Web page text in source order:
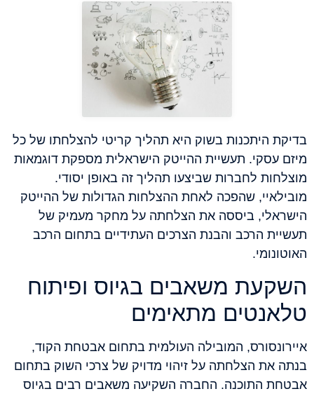
בדיקת היתכנות בשוק היא תהליך קריטי להצלחתו של כל
מיזם עסקי. תעשיית ההייטק הישראלית מספקת דוגמאות
מוצלחות לחברות שביצעו תהליך זה באופן יסודי.
מובילאיי, שהפכה לאחת ההצלחות הגדולות של ההייטק
הישראלי, ביססה את הצלחתה על מחקר מעמיק של
תעשיית הרכב והבנת הצרכים העתידיים בתחום הרכב
האוטונומי.
השקעת משאבים בגיוס ופיתוח
טלאנטים מתאימים
איירונסורס, המובילה העולמית בתחום אבטחת הקוד,
בנתה את הצלחתה על זיהוי מדויק של צרכי השוק בתחום
אבטחת התוכנה. החברה השקיעה משאבים רבים בגיוס